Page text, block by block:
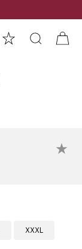
XXXL